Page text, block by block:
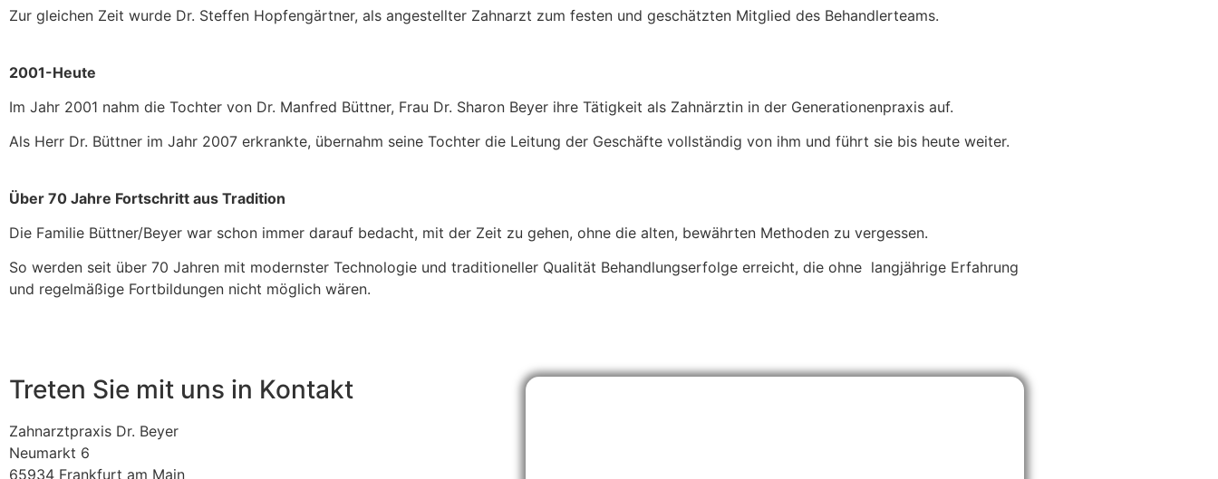
Zur gleichen Zeit wurde Dr. Steffen Hopfengärtner, als angestellter Zahnarzt zum festen und geschätzten Mitglied des Behandlerteams.
2001-Heute
Im Jahr 2001 nahm die Tochter von Dr. Manfred Büttner, Frau Dr. Sharon Beyer ihre Tätigkeit als Zahnärztin in der Generationenpraxis auf.
Als Herr Dr. Büttner im Jahr 2007 erkrankte, übernahm seine Tochter die Leitung der Geschäfte vollständig von ihm und führt sie bis heute weiter.
Über 70 Jahre Fortschritt aus Tradition
Die Familie Büttner/Beyer war schon immer darauf bedacht, mit der Zeit zu gehen, ohne die alten, bewährten Methoden zu vergessen.
So werden seit über 70 Jahren mit modernster Technologie und traditioneller Qualität Behandlungserfolge erreicht, die ohne langjährige Erfahrung
und regelmäßige Fortbildungen nicht möglich wären.
Treten Sie mit uns in Kontakt
Zahnarztpraxis Dr. Beyer
Neumarkt 6
65934 Frankfurt am Main